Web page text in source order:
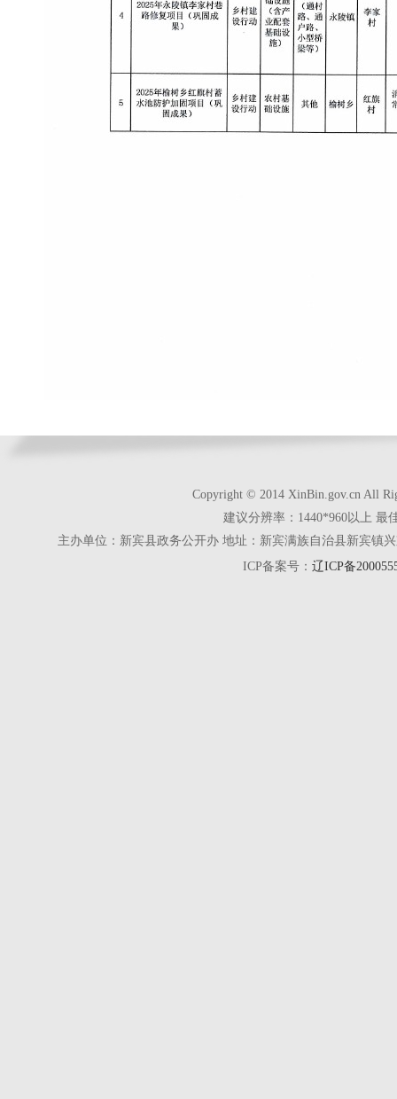
Copyright © 2014 XinBin.gov.cn All
建议分辨率：1440*960以上 最
主办单位：新宾县政务公开办 地址：新宾满族自治县新宾镇
ICP备案号： 辽ICP备